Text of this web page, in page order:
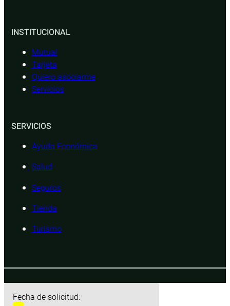
INSTITUCIONAL
Mutual
Tarjeta
Quiero asociarme
Servicios
SERVICIOS
Ayuda Económica
Salud
Seguros
Tienda
Turismo
Fecha de solicitud: